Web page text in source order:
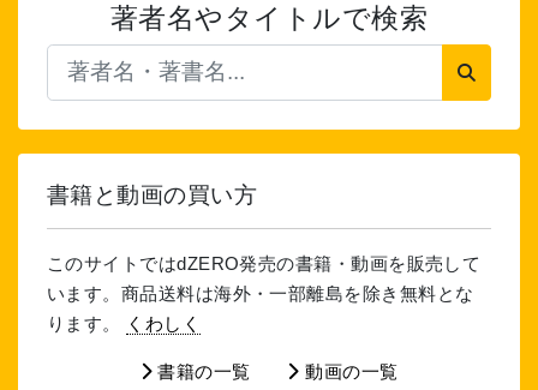
著者名やタイトルで検索
書籍と動画の買い方
このサイトではdZERO発売の書籍・動画を販売して
います。商品送料は海外・一部離島を除き無料とな
ります。
くわしく
書籍の一覧 動画の一覧